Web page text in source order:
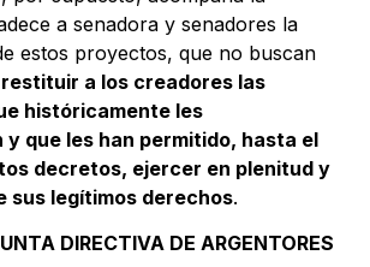
a senadora y senadores la
estos proyectos, que no buscan
a los creadores las
históricamente les
y que les han permitido, hasta el
decretos, ejercer en plenitud y
sus legítimos derechos.
DIRECTIVA DE ARGENTORES